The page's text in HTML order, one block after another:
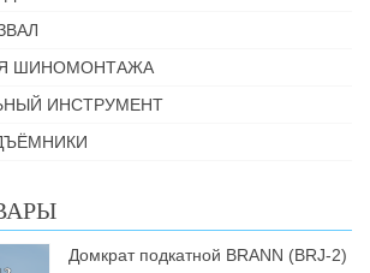
ШИНОМОНТАЖА
ИНСТРУМЕНТ
Домкрат подкатной BRANN (BRJ-2)